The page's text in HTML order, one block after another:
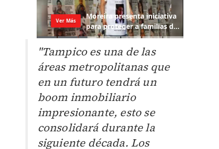
"Tampico es una de las
áreas metropolitanas que
en un futuro tendrá un
boom inmobiliario
impresionante, esto se
consolidará durante la
siguiente década. Los